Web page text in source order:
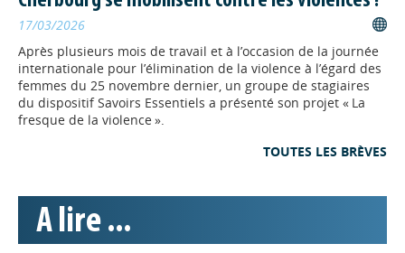
normandes : plus que
quelques jours pour
répondre !
Afin d’évaluer la maturité numérique des structures de
Normandie lance une enquête auprès des structures de
17/03/2026
Après plusieurs mois de travail et à l’occasion de la journée
internationale pour l’élimination de la violence à l’égard des
femmes du 25 novembre dernier, un groupe de stagiaires
du dispositif Savoirs Essentiels a présenté son projet « La
fresque de la violence ».
TOUTES LES BRÈVES
A lire ...